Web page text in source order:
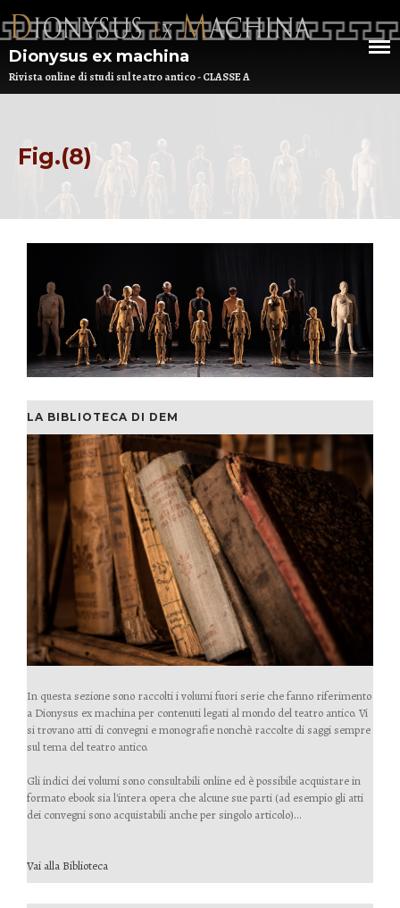
Dionysus ex machina
Rivista online di studi sul teatro antico - CLASSE A
Fig.(8)
LA BIBLIOTECA DI DEM
In questa sezione sono raccolti i volumi fuori serie che fanno riferimento
a Dionysus ex machina per contenuti legati al mondo del teatro antico. Vi
si trovano atti di convegni e monografie nonchè raccolte di saggi sempre
sul tema del teatro antico.
Gli indici dei volumi sono consultabili online ed è possibile acquistare in
formato ebook sia l'intera opera che alcune sue parti (ad esempio gli atti
dei convegni sono acquistabili anche per singolo articolo)...
Vai alla Biblioteca